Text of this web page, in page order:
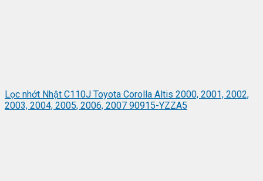
Lọc nhớt Nhật C110J Toyota Corolla Altis 2000, 2001, 2002,
2003, 2004, 2005, 2006, 2007 90915-YZZA5